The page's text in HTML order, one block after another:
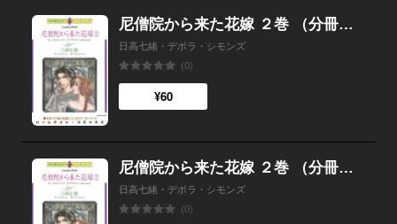
尼僧院から来た花嫁 ２巻 （分冊版）9話
日高七緒・デボラ・シモンズ
(0)
¥60
尼僧院から来た花嫁 ２巻 （分冊版）8話
日高七緒・デボラ・シモンズ
(0)